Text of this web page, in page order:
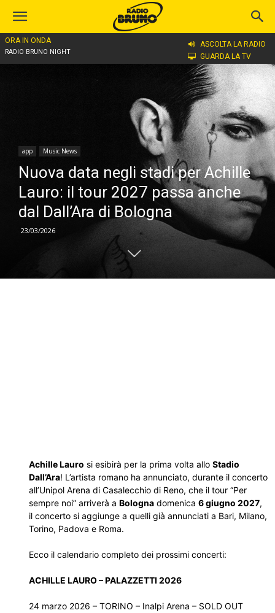
ORA IN ONDA
RADIO BRUNO NIGHT
ASCOLTA LA RADIO
GUARDA LA TV
Home
app Music News
Nuova data negli stadi per Achille
Lauro: il tour 2027 passa anche
dal Dall’Ara di Bologna
23/03/2026
Achille Lauro si esibirà per la prima volta allo Stadio
Dall’Ara! L’artista romano ha annunciato, durante il concerto
all’Unipol Arena di Casalecchio di Reno, che il tour “Per
sempre noi” arriverà a Bologna domenica 6 giugno 2027,
il concerto si aggiunge a quelli già annunciati a Bari, Milano,
Torino, Padova e Roma.
Ecco il calendario completo dei prossimi concerti:
ACHILLE LAURO – PALAZZETTI 2026
24 marzo 2026 – TORINO – Inalpi Arena – SOLD OUT